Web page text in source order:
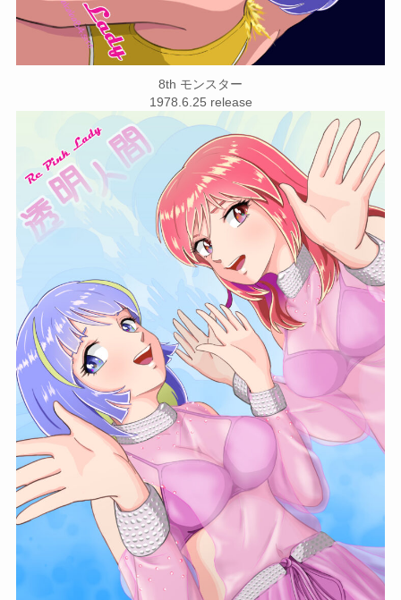
8th モンスター
1978.6.25 release